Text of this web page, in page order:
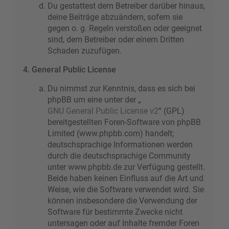
Du gestattest dem Betreiber darüber hinaus,
deine Beiträge abzuändern, sofern sie
gegen o. g. Regeln verstoßen oder geeignet
sind, dem Betreiber oder einem Dritten
Schaden zuzufügen.
4. General Public License
Du nimmst zur Kenntnis, dass es sich bei
phpBB um eine unter der „
GNU General Public License v2“ (GPL)
bereitgestellten Foren-Software von phpBB
Limited (www.phpbb.com) handelt;
deutschsprachige Informationen werden
durch die deutschsprachige Community
unter www.phpbb.de zur Verfügung gestellt.
Beide haben keinen Einfluss auf die Art und
Weise, wie die Software verwendet wird. Sie
können insbesondere die Verwendung der
Software für bestimmte Zwecke nicht
untersagen oder auf Inhalte fremder Foren